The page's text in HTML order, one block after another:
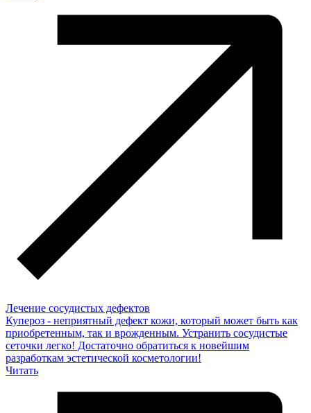
Лечение сосудистых дефектов
Купероз - неприятный дефект кожи, который может быть как
приобретенным, так и врожденным. Устранить сосудистые
сеточки легко! Достаточно обратиться к новейшим
разработкам эстетической косметологии!
Читать